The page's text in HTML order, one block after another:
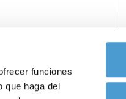
funciones
que haga del